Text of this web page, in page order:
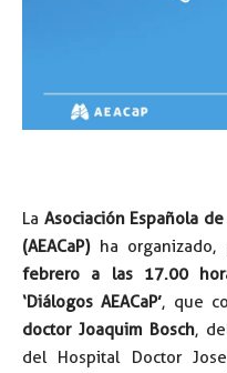
La Asociación Española
(AEACaP)ha organizado,
febrero a las 17.00
‘Diálogos AEACaP’, que
doctor Joaquim Bosch,
del Hospital Doctor